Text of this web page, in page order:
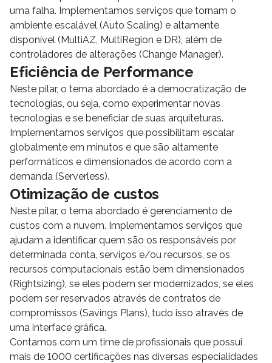
uma falha. Implementamos serviços que tornam o
ambiente escalável (Auto Scaling) e altamente
disponível (MultiAZ, MultiRegion e DR), além de
controladores de alterações (Change Manager).
Eficiência de Performance
Neste pilar, o tema abordado é a democratização de
tecnologias, ou seja, como experimentar novas
tecnologias e se beneficiar de suas arquiteturas.
Implementamos serviços que possibilitam escalar
globalmente em minutos e que são altamente
performáticos e dimensionados de acordo com a
demanda (Serverless).
Otimização de custos
Neste pilar, o tema abordado é gerenciamento de
custos com a nuvem. Implementamos serviços que
ajudam a identificar quem são os responsáveis por
determinada conta, serviços e/ou recursos, se os
recursos computacionais estão bem dimensionados
(Rightsizing), se eles podem ser modernizados, se eles
podem ser reservados através de contratos de
compromissos (Savings Plans), tudo isso através de
uma interface gráfica.
Contamos com um time de profissionais que possui
mais de 1000 certificações nas diversas especialidades